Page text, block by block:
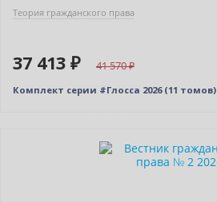
Теория гражданского права
37 413 ₽ 41 570
Комплект серии #Глосса 2026 (11 томов)